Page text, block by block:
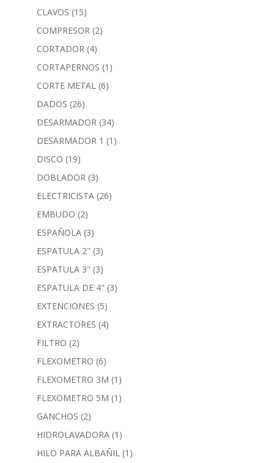
CLAVOS (15)
COMPRESOR (2)
CORTADOR (4)
CORTAPERNOS (1)
CORTE METAL (6)
DADOS (26)
DESARMADOR (34)
DESARMADOR 1 (1)
DISCO (19)
DOBLADOR (3)
ELECTRICISTA (26)
EMBUDO (2)
ESPAÑOLA (3)
ESPATULA 2" (3)
ESPATULA 3" (3)
ESPATULA DE 4" (3)
EXTENCIONES (5)
EXTRACTORES (4)
FILTRO (2)
FLEXOMETRO (6)
FLEXOMETRO 3M (1)
FLEXOMETRO 5M (1)
GANCHOS (2)
HIDROLAVADORA (1)
HILO PARA ALBAÑIL (1)